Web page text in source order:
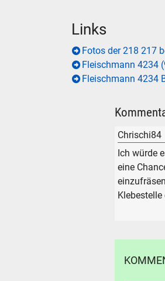
Links
Fotos der 218 217
Fleischmann 4234
Fleischmann 4234
Chrischi84
Ich würde
eine